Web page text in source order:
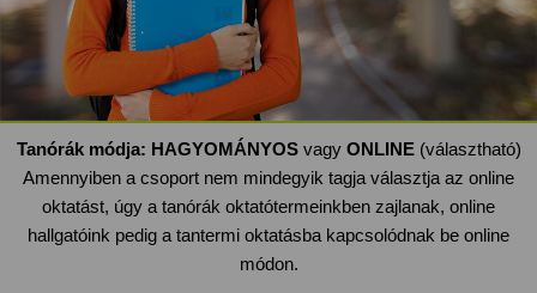
Tanórák módja: HAGYOMÁNYOSvagy ONLINE(választható)
Amennyiben a csoport nem mindegyik tagja választja az online
oktatást, úgy a tanórák oktatótermeinkben zajlanak, online
hallgatóink pedig a tantermi oktatásba kapcsolódnak be online
módon.